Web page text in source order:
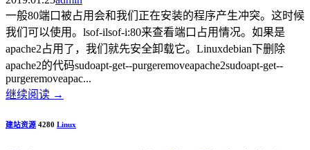
一般80端口被占用会和我们正在安装的程序产生冲突。这时候
我们可以使用。lsof-ilsof-i:80来查看端口占用情况。如果是
apache2占用了，我们就先安全卸载它。Linuxdebian下删除
apache2的代码sudoapt-get--purgeremoveapache2sudoapt-get--
purgeremoveapac...
继续阅读 →
建站资源 4280 Linux